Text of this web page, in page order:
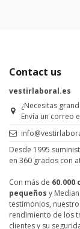
Contact us
vestirlaboral.es
¿Necesitas
Envía un correo
Desde 1995
en 360 grados con
Con más de
pequeños y
testimonios,
rendimiento de los
clientes y su